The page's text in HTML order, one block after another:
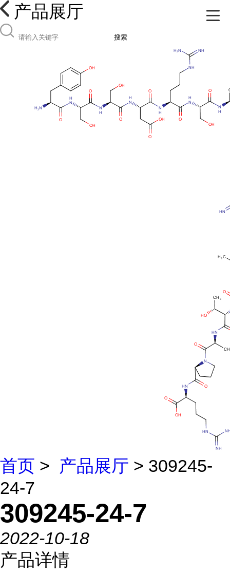
产品展厅
搜索
首页 > 产品展厅 > 309245-
24-7
309245-24-7
2022-10-18
产品详情